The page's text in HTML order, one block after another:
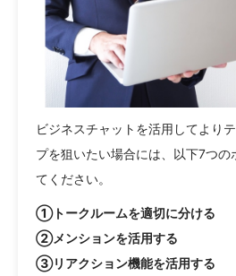
ビジネスチャットを活用してより
プを狙いたい場合には、以下7つの
てください。
①トークルームを適切に分ける
②メンションを活用する
③リアクション機能を活用する